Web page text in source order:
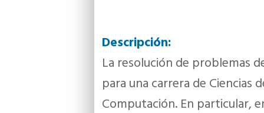
Descripción:
La resolución de problemas
para una carrera de Ciencias
Computación. En particular,